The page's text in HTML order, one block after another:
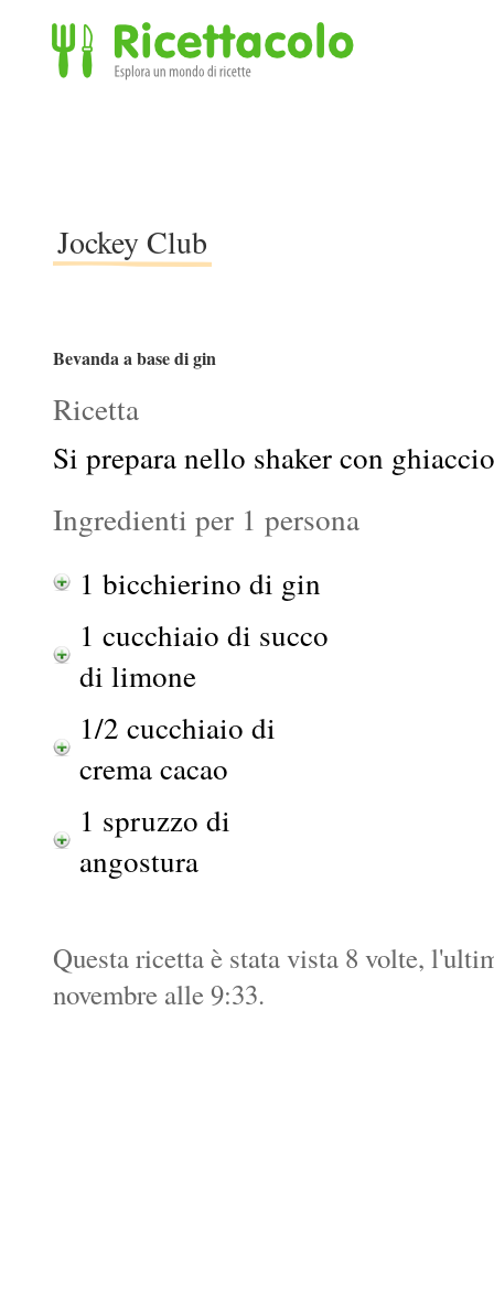
Jockey Club
Bevanda a base di gin
Ricetta
Si prepara nello shaker con
Ingredienti per 1 persona
1 bicchierino di gin
1 cucchiaio di succo
di limone
1/2 cucchiaio di
crema cacao
1 spruzzo di
angostura
Questa ricetta è stata vista 8 volte,
novembre alle 9:33.